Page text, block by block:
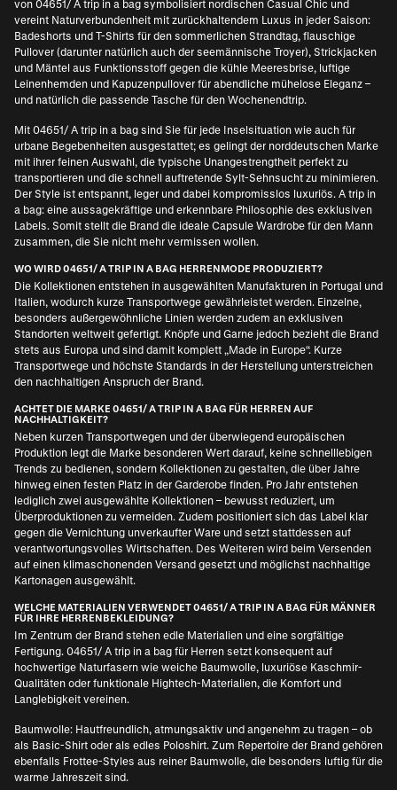
von 04651/ A trip in a bag symbolisiert nordischen Casual Chic und
vereint Naturverbundenheit mit zurückhaltendem Luxus in jeder Saison:
Badeshorts und T-Shirts für den sommerlichen Strandtag, flauschige
Pullover (darunter natürlich auch der seemännische Troyer), Strickjacken
und Mäntel aus Funktionsstoff gegen die kühle Meeresbrise, luftige
Leinenhemden und Kapuzenpullover für abendliche mühelose Eleganz –
und natürlich die passende Tasche für den Wochenendtrip.
Mit 04651/ A trip in a bag sind Sie für jede Inselsituation wie auch für
urbane Begebenheiten ausgestattet; es gelingt der norddeutschen Marke
mit ihrer feinen Auswahl, die typische Unangestrengtheit perfekt zu
transportieren und die schnell auftretende Sylt-Sehnsucht zu minimieren.
Der Style ist entspannt, leger und dabei kompromisslos luxuriös. A trip in
a bag: eine aussagekräftige und erkennbare Philosophie des exklusiven
Labels. Somit stellt die Brand die ideale Capsule Wardrobe für den Mann
zusammen, die Sie nicht mehr vermissen wollen.
WO WIRD 04651/ A TRIP IN A BAG HERRENMODE PRODUZIERT?
Die Kollektionen entstehen in ausgewählten Manufakturen in Portugal und
Italien, wodurch kurze Transportwege gewährleistet werden. Einzelne,
besonders außergewöhnliche Linien werden zudem an exklusiven
Standorten weltweit gefertigt. Knöpfe und Garne jedoch bezieht die Brand
stets aus Europa und sind damit komplett „Made in Europe“. Kurze
Transportwege und höchste Standards in der Herstellung unterstreichen
den nachhaltigen Anspruch der Brand.
ACHTET DIE MARKE 04651/ A TRIP IN A BAG FÜR HERREN AUF
NACHHALTIGKEIT?
Neben kurzen Transportwegen und der überwiegend europäischen
Produktion legt die Marke besonderen Wert darauf, keine schnelllebigen
Trends zu bedienen, sondern Kollektionen zu gestalten, die über Jahre
hinweg einen festen Platz in der Garderobe finden. Pro Jahr entstehen
lediglich zwei ausgewählte Kollektionen – bewusst reduziert, um
Überproduktionen zu vermeiden. Zudem positioniert sich das Label klar
gegen die Vernichtung unverkaufter Ware und setzt stattdessen auf
verantwortungsvolles Wirtschaften. Des Weiteren wird beim Versenden
auf einen klimaschonenden Versand gesetzt und möglichst nachhaltige
Kartonagen ausgewählt.
WELCHE MATERIALIEN VERWENDET 04651/ A TRIP IN A BAG FÜR MÄNNER
FÜR IHRE HERRENBEKLEIDUNG?
Im Zentrum der Brand stehen edle Materialien und eine sorgfältige
Fertigung. 04651/ A trip in a bag für Herren setzt konsequent auf
hochwertige Naturfasern wie weiche Baumwolle, luxuriöse Kaschmir-
Qualitäten oder funktionale Hightech-Materialien, die Komfort und
Langlebigkeit vereinen.
Baumwolle: Hautfreundlich, atmungsaktiv und angenehm zu tragen – ob
als Basic-Shirt oder als edles Poloshirt. Zum Repertoire der Brand gehören
ebenfalls Frottee-Styles aus reiner Baumwolle, die besonders luftig für die
warme Jahreszeit sind.